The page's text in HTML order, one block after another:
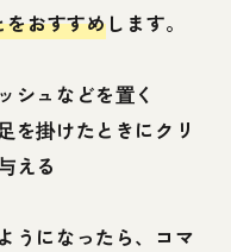
をおすすめします。
シュなどを置く
を掛けたときにクリ
える
うになったら、コマ